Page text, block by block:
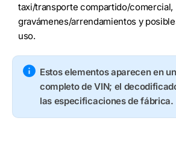
taxi/transporte compartido/comercial,
gravámenes/arrendamientos y
uso.
Estos elementos aparecen en
completo de VIN; el
las especificaciones de fábrica.